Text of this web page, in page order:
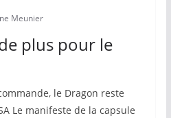
Meunier
plus pour le
le Dragon reste
Le manifeste de la capsule